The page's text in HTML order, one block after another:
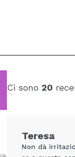
Ci sono 20
Teresa
Non dà